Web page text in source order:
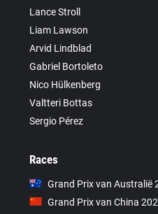
Lance Stroll
Liam Lawson
Arvid Lindblad
Gabriel Bortoleto
Nico Hülkenberg
Valtteri Bottas
Sergio Pérez
Races
Grand Prix van Australië
Grand Prix van China